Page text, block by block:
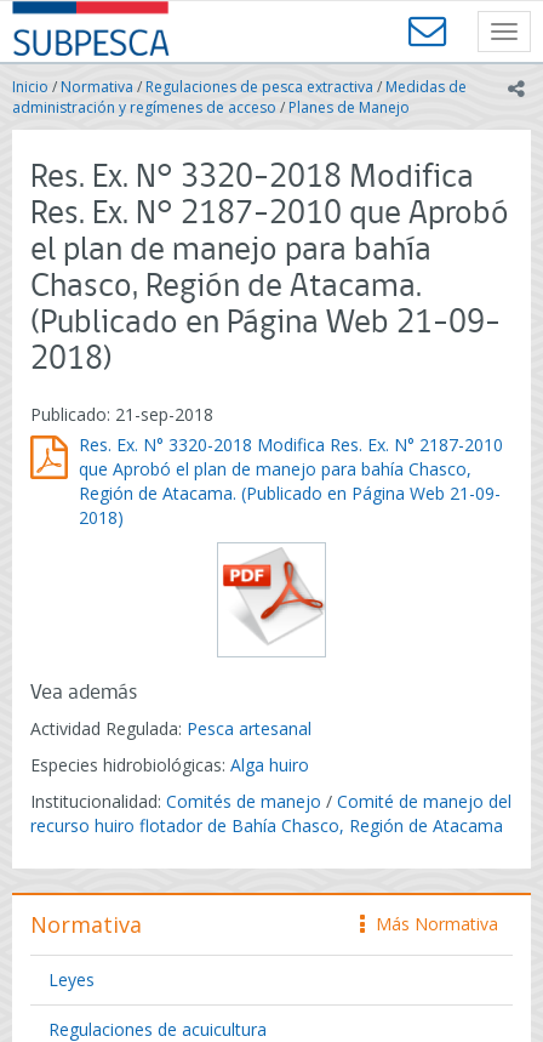
Contenido
principal
SUBPESCA
-
Subsecretaría
de
Pesca
Acuicultura
Gobierno
de
Chile
Inicio /Normativa / Regulaciones de pesca extractiva / Medidas de
administración y regímenes de acceso / Planes de Manejo
Res. Ex. N° 3320-2018 Modifica
Res. Ex. N° 2187-2010 que Aprobó
el plan de manejo para bahía
Chasco, Región de Atacama.
(Publicado en Página Web 21-09-
2018)
Publicado: 21-sep-2018
Res. Ex. N° 3320-2018 Modifica Res. Ex. N° 2187-2010
que Aprobó el plan de manejo para bahía Chasco,
Región de Atacama. (Publicado en Página Web 21-09-
2018)
Vea además
Actividad Regulada: Pesca artesanal
Especies hidrobiológicas: Alga huiro
Institucionalidad: Comités de manejo / Comité de manejo del
recurso huiro flotador de Bahía Chasco, Región de Atacama
icono
Más Normativa
Normativa
Leyes
Regulaciones de acuicultura